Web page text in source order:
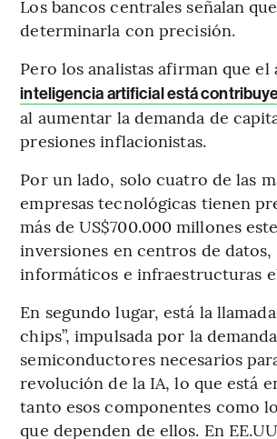
Los bancos centrales señalan
determinarla con precisión.
Pero los analistas afirman que el
inteligencia artificial está
al aumentar la demanda de
presiones inflacionistas.
Por un lado, solo cuatro de las
empresas tecnológicas tienen
más de US$700.000 millones
inversiones en centros de datos,
informáticos e infraestructuras
En segundo lugar, está la
chips”, impulsada por la
semiconductores necesarios
revolución de la IA, lo que está
tanto esos componentes como
que dependen de ellos. En